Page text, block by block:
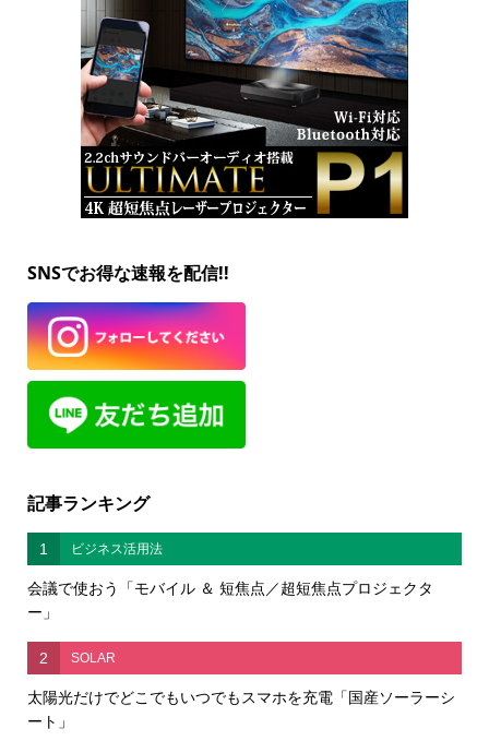
SNSでお得な速報を配信!!
記事ランキング
1 ビジネス活用法
会議で使おう「モバイル ＆ 短焦点／超短焦点プロジェクタ
ー」
2 SOLAR
太陽光だけでどこでもいつでもスマホを充電「国産ソーラーシ
ート」